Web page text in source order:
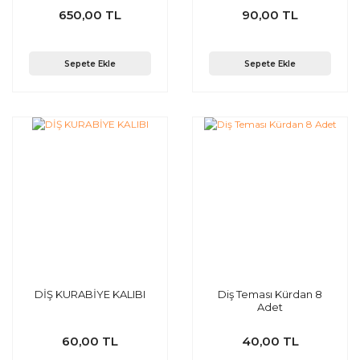
650,00 TL
Sepete Ekle
90,00 TL
Sepete Ekle
DİŞ KURABİYE KALIBI
60,00 TL
Diş Teması Kürdan 8
Adet
40,00 TL